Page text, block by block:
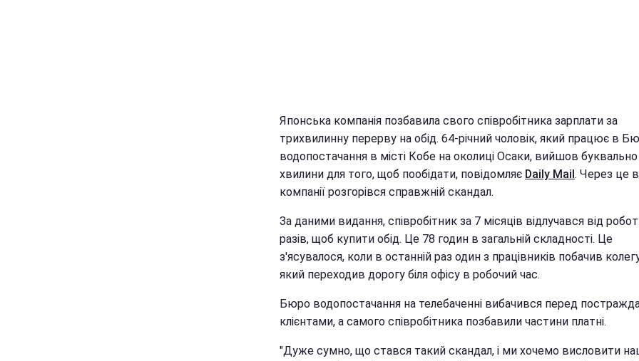
Японська компанія позбавила свого співробітника зарплати за
трихвилинну перерву на обід. 64-річний чоловік, який працює в
водопостачання в місті Кобе на околиці Осаки, вийшов
хвилини для того, щоб пообідати, повідомляє Daily Mail . Через це в
компанії розгорівся справжній скандал.
За даними видання, співробітник за 7 місяців відлучався від
разів, щоб купити обід. Це 78 годин в загальній складності. Це
з'ясувалося, коли в останній раз один з працівників побачив
який переходив дорогу біля офісу в робочий час.
Бюро водопостачання на телебаченні вибачився перед
клієнтами, а самого співробітника позбавили частини платні.
"Дуже сумно, що стався такий скандал, і ми хочемо висловити